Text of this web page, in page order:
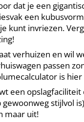
dat je een
een
kunt invriezen.
verhuizen en wil
passen
is
een
stijlvol
maar uit!